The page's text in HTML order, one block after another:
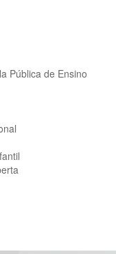
Pública de Ensino